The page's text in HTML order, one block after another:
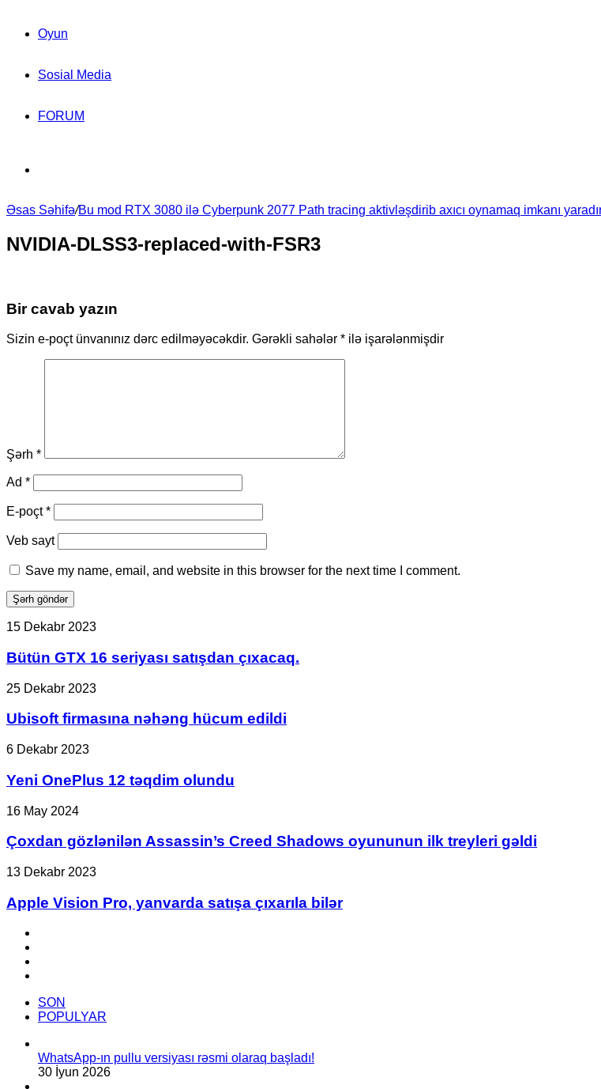
Oyun
Sosial Media
FORUM
for
Əsas Səhifə/Bu mod RTX 3080 ilə Cyberpunk 2077 Path tracing aktivləşdirib axıcı oynamaq imkanı
NVIDIA-DLSS3-replaced-with-FSR3
Bir cavab yazın
Sizin e-poçt ünvanınız dərc edilməyəcəkdir. Gərəkli sahələr * ilə işarələnmişdir
Şərh *
Ad *
E-poçt*
Veb sayt
Save my name, email, and website in this browser for the next time I comment.
Bütün
16
seriyası
satışdan
çıxacaq.
15 Dekabr 2023
Bütün GTX 16 seriyası satışdan çıxacaq.
Ubisoft
nəhəng
edildi
25 Dekabr 2023
Ubisoft firmasına nəhəng hücum edildi
Yeni
12
təqdim
olundu
6 Dekabr 2023
Yeni OnePlus 12 təqdim olundu
Çoxdan
Assassin’s
Creed
Shadows
ilk
treyleri
16 May 2024
Çoxdan gözlənilən Assassin’s Creed Shadows oyununun ilk treyleri gəldi
Apple
Pro,
yanvarda
13 Dekabr 2023
Apple Vision Pro, yanvarda satışa çıxarıla bilər
SON
POPULYAR
WhatsApp-ın pullu versiyası rəsmi olaraq başladı!
30 İyun 2026